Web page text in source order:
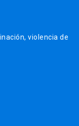
violencia de